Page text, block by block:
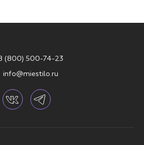
(800) 500-74-23
info@miestilo.ru